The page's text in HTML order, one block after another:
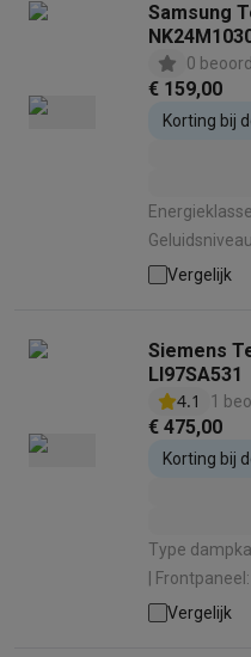
Samsung
0
€ 159,00
Korting bij
Energieklasse: C | Afzuigcapaciteit:
intensief): 3 | Type afzuiging: Centrale
Vergelijk
Siemens
LI97SA531
4.1
1
€ 475,00
Korting bij
Type dampkap:
|
Vergelijk